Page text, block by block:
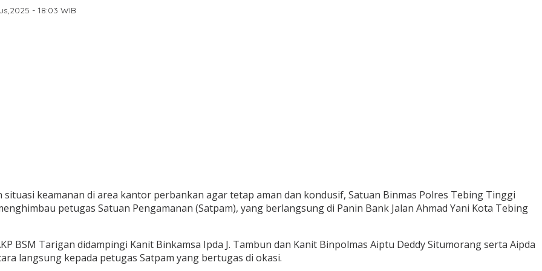
- 18:03 WIB
keamanan di area kantor perbankan agar tetap aman dan kondusif, Satuan Binmas Polres Tebing Tinggi
petugas Satuan Pengamanan (Satpam), yang berlangsung di Panin Bank Jalan Ahmad Yani Kota Tebing
BSM Tarigan didampingi Kanit Binkamsa Ipda J. Tambun dan Kanit Binpolmas Aiptu Deddy Situmorang serta Aipda
langsung kepada petugas Satpam yang bertugas di okasi.